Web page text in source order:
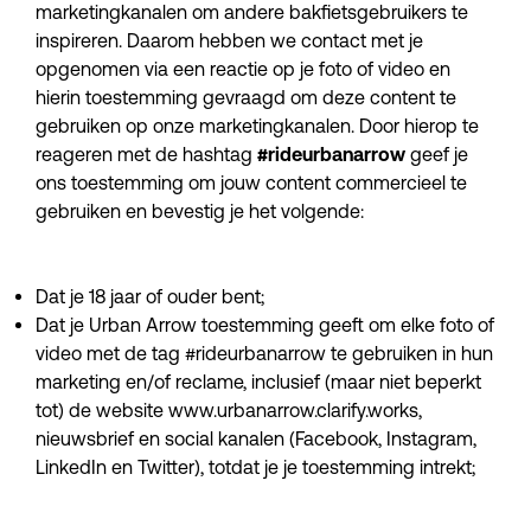
marketingkanalen om andere bakfietsgebruikers te
inspireren. Daarom hebben we contact met je
opgenomen via een reactie op je foto of video en
hierin toestemming gevraagd om deze content te
gebruiken op onze marketingkanalen. Door hierop te
reageren met de hashtag #rideurbanarrow geef je
ons toestemming om jouw content commercieel te
gebruiken en bevestig je het volgende:
Dat je 18 jaar of ouder bent;
Dat je Urban Arrow toestemming geeft om elke foto of
video met de tag #rideurbanarrow te gebruiken in hun
marketing en/of reclame, inclusief (maar niet beperkt
tot) de website www.urbanarrow.clarify.works,
nieuwsbrief en social kanalen (Facebook, Instagram,
LinkedIn en Twitter), totdat je je toestemming intrekt;